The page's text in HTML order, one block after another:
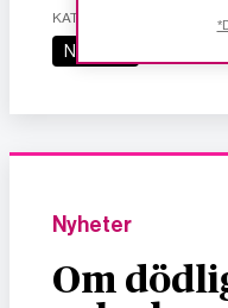
KATEGORI
Nyheter
Om